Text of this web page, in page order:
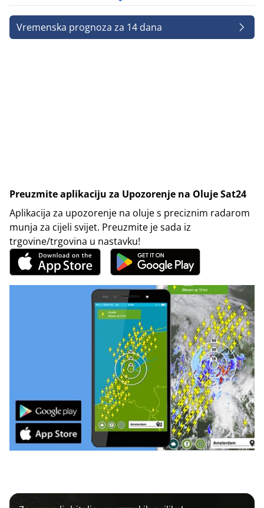
Vremenska prognoza za 14 dana
Preuzmite aplikaciju za Upozorenje na Oluje Sat24
Aplikacija za upozorenje na oluje s preciznim radarom
munja za cijeli svijet. Preuzmite je sada iz
trgovine/trgovina u nastavku!